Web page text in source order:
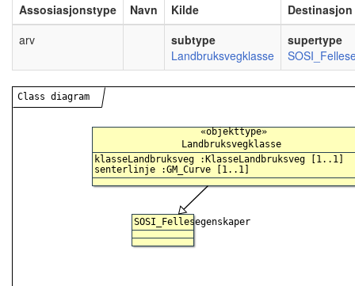
Assosiasjonstype Navn Kilde
Destinasjon
arv
subtype
Landbruksvegklasse
supertype